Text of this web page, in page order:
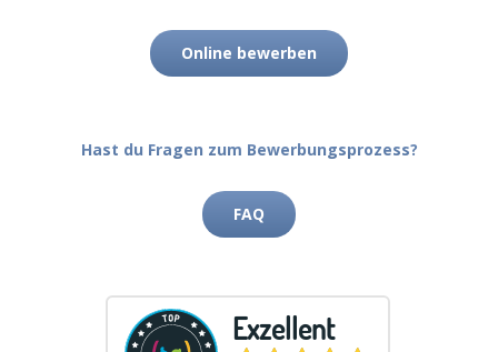
Online bewerben
Hast du Fragen zum Bewerbungsprozess?
FAQ